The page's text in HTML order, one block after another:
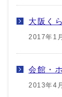
大阪く
2017年1
会館・
2013年4